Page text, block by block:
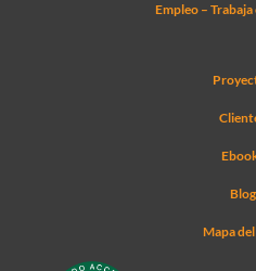
Empleo –
Blog
Mapa